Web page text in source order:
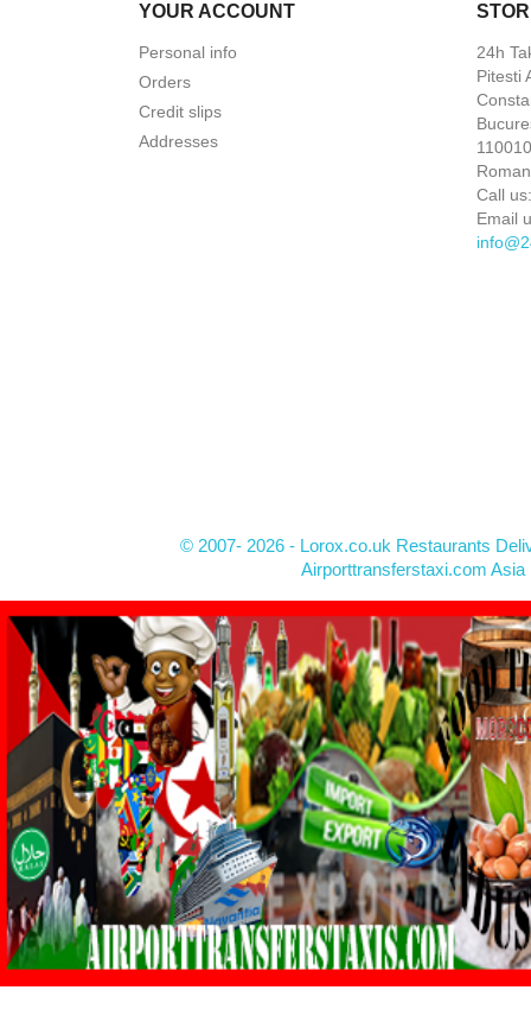
YOUR ACCOUNT
Personal info
Orders
Credit slips
Addresses
24h
Pitesti
Call
Email
© 2007- 2026 - Lorox.co.uk Restaurants
Airporttransferstaxi.com Asia